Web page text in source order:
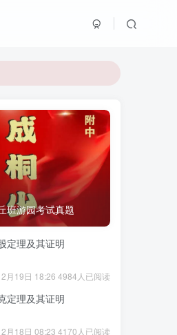
班游园考试真题
定理及其证明
月19日 18:26 4984人已阅读
定理及其证明
月18日 08:23 4170人已阅读